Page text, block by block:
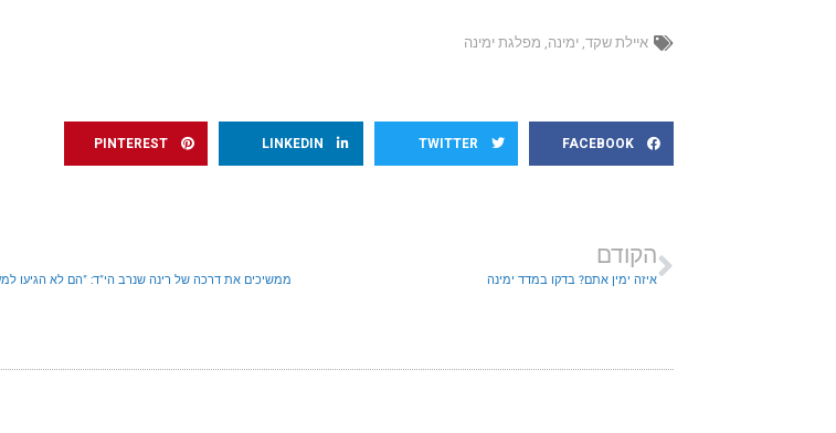
איילת שקד, ימינה, מפלגת ימינה
FACEBOOK
TWITTER
LINKEDIN
PINTEREST
הקודם
איזה ימין אתם? בדקו במדד ימינה